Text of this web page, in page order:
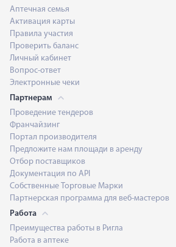
Аптечная семья
Активация карты
Правила участия
Проверить баланс
Личный кабинет
Вопрос-ответ
Электронные чеки
Партнерам
Проведение тендеров
Франчайзинг
Портал производителя
Предложите нам площади в аренду
Отбор поставщиков
Документация по API
Собственные Торговые Марки
Партнерская программа для веб-мастеров
Работа
Преимущества работы в Ригла
Работа в аптеке